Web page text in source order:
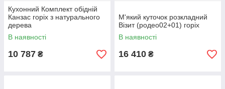
Кухонний Комплект обідній
Канзас горіх з натурального
дерева
В наявності
10 787 ₴
М'який куточок розкладний
Візит (родео02+01) горіх
В наявності
16 410 ₴